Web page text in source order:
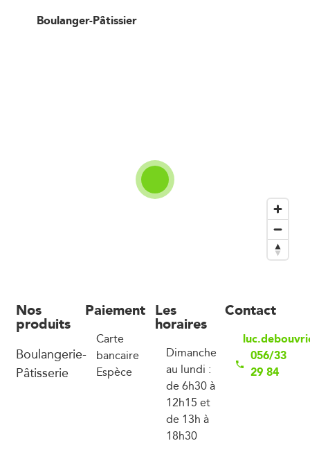
Boulanger-Pâtissier
Nos
produits
Boulangerie-
Pâtisserie
Paiement
Carte
bancaire
Espèce
Les
horaires
Dimanche
au lundi :
de 6h30 à
12h15 et
de 13h à
18h30
Contact
056/33
29 84